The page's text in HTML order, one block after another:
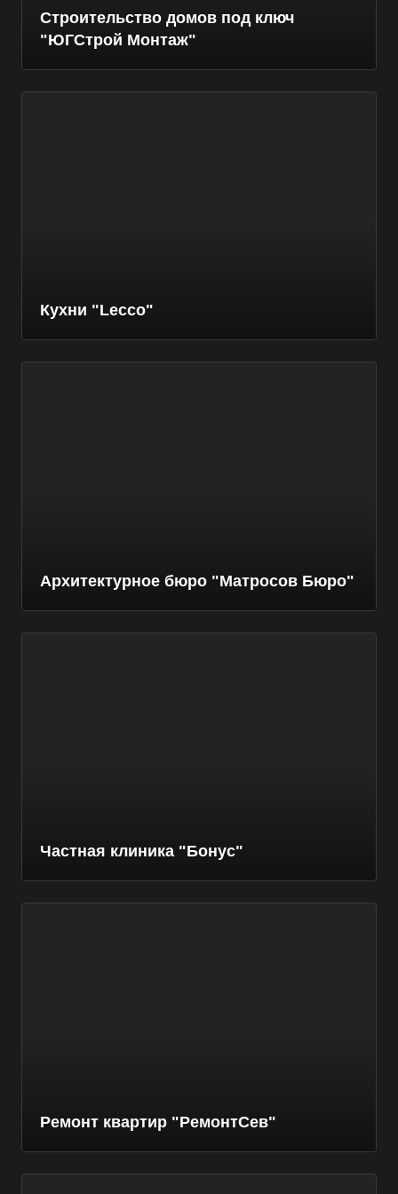
Строительство домов под ключ
"ЮГСтрой Монтаж"
Кухни "Lecco"
Архитектурное бюро "Матросов Бюро"
Частная клиника "Бонус"
Ремонт квартир "РемонтСев"